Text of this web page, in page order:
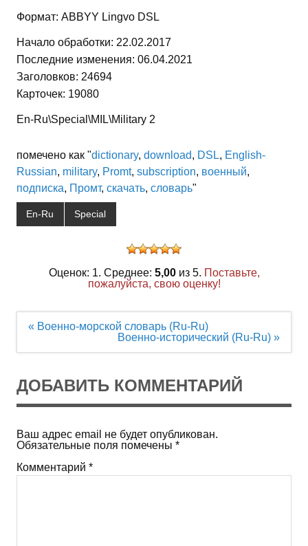
Формат: ABBYY Lingvo DSL
Начало обработки: 22.02.2017
Последние изменения: 06.04.2021
Заголовков: 24694
Карточек: 19080
En-Ru\Special\MIL\Military 2
помечено как "dictionary, download, DSL, English-
Russian, military, Promt, subscription, военный,
подписка, Промт, скачать, словарь"
En-Ru Special
Оценок: 1. Среднее: 5,00из 5. Поставьте,
пожалуйста, свою оценку!
Навигация
« Военно-морской словарь (Ru-Ru)
Военно-исторический (Ru-Ru) »
ДОБАВИТЬ КОММЕНТАРИЙ
Ваш адрес email не будет опубликован.
Обязательные поля помечены *
Комментарий *